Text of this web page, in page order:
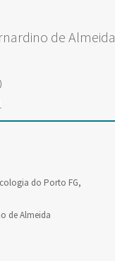
de Almeida
do Porto FG,
de Almeida